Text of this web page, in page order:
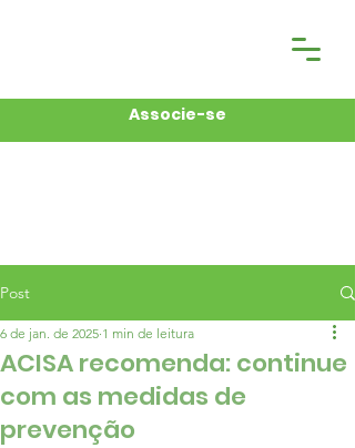
Associe-se
Post
ACISA recomenda: continue
com as medidas de
prevenção
6 de jan. de 2025 1 min de leitura